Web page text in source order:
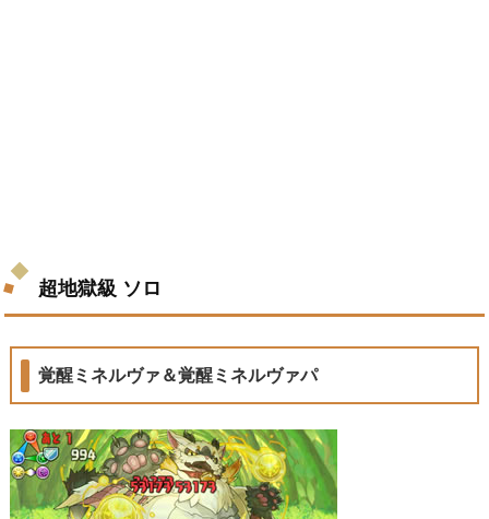
超地獄級 ソロ
覚醒ミネルヴァ＆覚醒ミネルヴァパ